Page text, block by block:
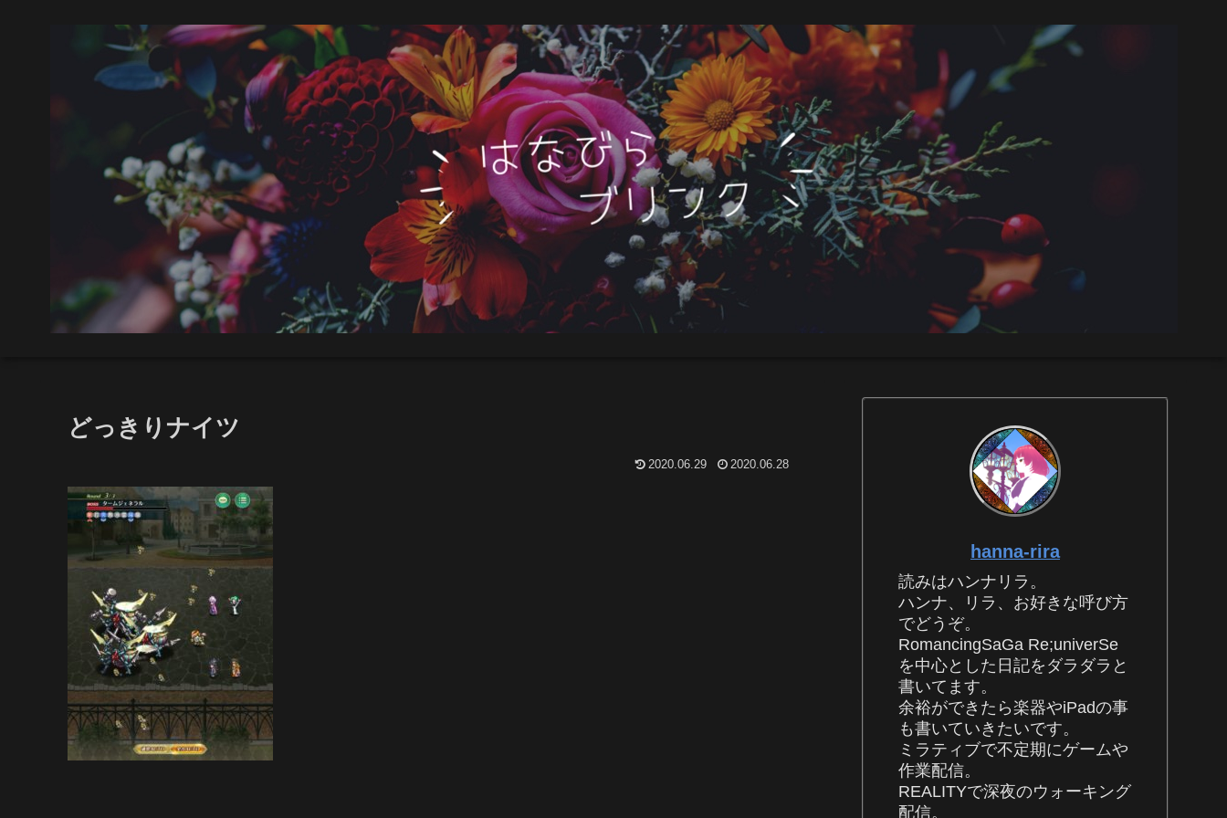
どっきりナイツ
2020.06.29 2020.06.28
hanna-rira
読みはハンナリラ。
ハンナ、リラ、お好きな呼び方
でどうぞ。
RomancingSaGa Re;univerSe
を中心とした日記をダラダラと
書いてます。
余裕ができたら楽器やiPadの事
も書いていきたいです。
ミラティブで不定期にゲームや
作業配信。
REALITYで深夜のウォーキング
配信。